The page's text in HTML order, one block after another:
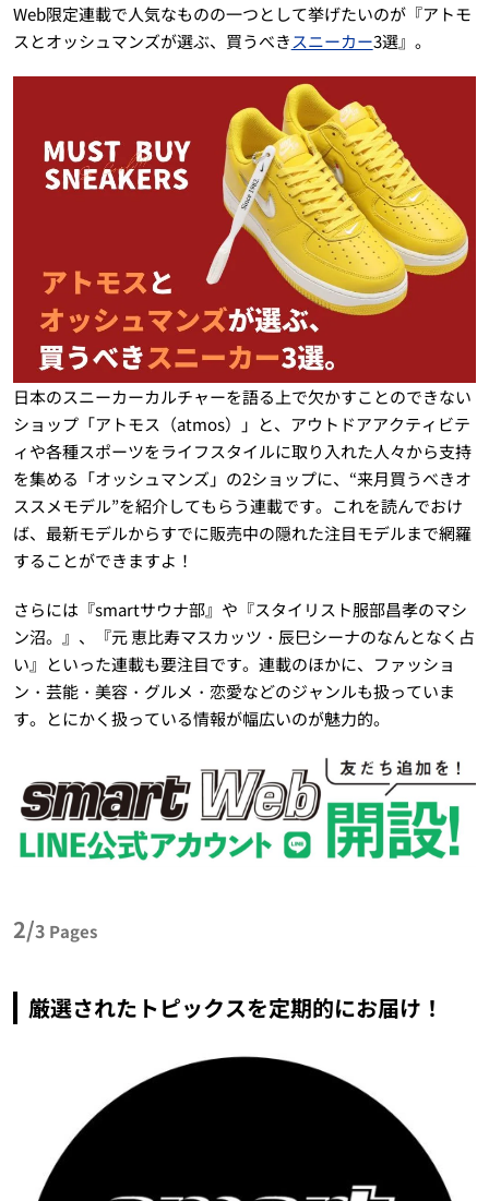
Web限定連載で人気なものの一つとして挙げたいのが『アトモ
スとオッシュマンズが選ぶ、買うべきスニーカー3選』。
日本のスニーカーカルチャーを語る上で欠かすことのできない
ショップ「アトモス（atmos）」と、アウトドアアクティビテ
ィや各種スポーツをライフスタイルに取り入れた人々から支持
を集める「オッシュマンズ」の2ショップに、“来月買うべきオ
ススメモデル”を紹介してもらう連載です。これを読んでおけ
ば、最新モデルからすでに販売中の隠れた注目モデルまで網羅
することができますよ！
さらには『smartサウナ部』や『スタイリスト服部昌孝のマシ
ン沼。』、『元 恵比寿マスカッツ・辰巳シーナのなんとなく占
い』といった連載も要注目です。連載のほかに、ファッショ
ン・芸能・美容・グルメ・恋愛などのジャンルも扱っていま
す。とにかく扱っている情報が幅広いのが魅力的。
2/3 Pages
厳選されたトピックスを定期的にお届け！